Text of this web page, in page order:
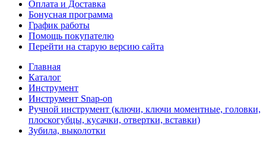
Оплата и Доставка
Бонусная программа
График работы
Помощь покупателю
Перейти на старую версию сайта
Главная
Каталог
Инструмент
Инструмент Snap-on
Ручной инструмент (ключи, ключи моментные, головки,
плоскогубцы, кусачки, отвертки, вставки)
Зубила, выколотки